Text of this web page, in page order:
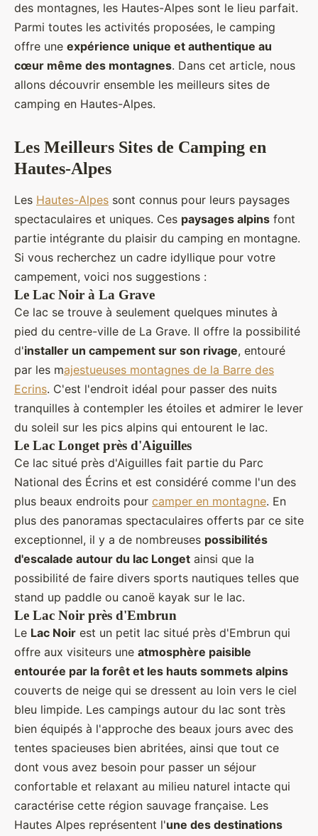
des montagnes, les Hautes-Alpes sont le lieu parfait.
Parmi toutes les activités proposées, le camping
offre une expérience unique et authentique au
cœur même des montagnes. Dans cet article, nous
allons découvrir ensemble les meilleurs sites de
camping en Hautes-Alpes.
Les Meilleurs Sites de Camping en
Hautes-Alpes
Les Hautes-Alpes sont connus pour leurs paysages
spectaculaires et uniques. Ces paysages alpins font
partie intégrante du plaisir du camping en montagne.
Si vous recherchez un cadre idyllique pour votre
campement, voici nos suggestions :
Le Lac Noir à La Grave
Ce lac se trouve à seulement quelques minutes à
pied du centre-ville de La Grave. Il offre la possibilité
d'installer un campement sur son rivage, entouré
par les majestueuses montagnes de la Barre des
Ecrins. C'est l'endroit idéal pour passer des nuits
tranquilles à contempler les étoiles et admirer le lever
du soleil sur les pics alpins qui entourent le lac.
Le Lac Longet près d'Aiguilles
Ce lac situé près d'Aiguilles fait partie du Parc
National des Écrins et est considéré comme l'un des
plus beaux endroits pour camper en montagne. En
plus des panoramas spectaculaires offerts par ce site
exceptionnel, il y a de nombreuses possibilités
d'escalade autour du lac Longet ainsi que la
possibilité de faire divers sports nautiques telles que
stand up paddle ou canoë kayak sur le lac.
Le Lac Noir près d'Embrun
Le Lac Noir est un petit lac situé près d'Embrun qui
offre aux visiteurs une atmosphère paisible
entourée par la forêt et les hauts sommets alpins
couverts de neige qui se dressent au loin vers le ciel
bleu limpide. Les campings autour du lac sont très
bien équipés à l'approche des beaux jours avec des
tentes spacieuses bien abritées, ainsi que tout ce
dont vous avez besoin pour passer un séjour
confortable et relaxant au milieu naturel intacte qui
caractérise cette région sauvage française. Les
Hautes Alpes représentent l'une des destinations